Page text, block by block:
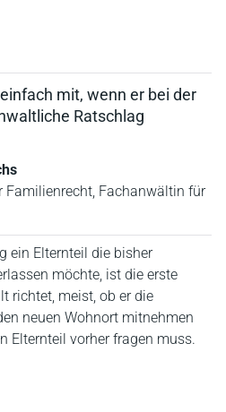
mit, wenn er bei der
Ratschlag
Familienrecht, Fachanwältin für
ein Elternteil die bisher
möchte, ist die erste
richtet, meist, ob er die
neuen Wohnort mitnehmen
Elternteil vorher fragen muss.